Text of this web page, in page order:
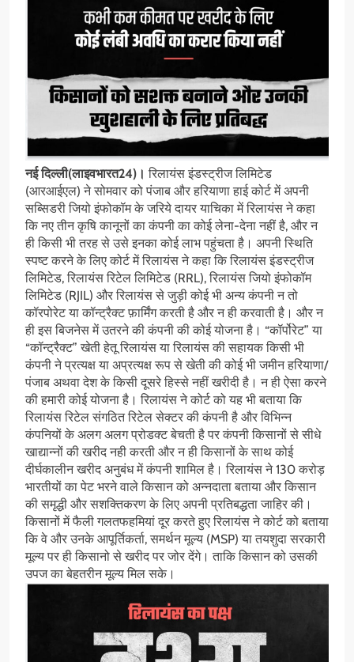
नई दिल्ली(लाइवभारत24)। रिलायंस इंडस्ट्रीज लिमिटेड
(आरआईएल) ने सोमवार को पंजाब और हरियाणा हाई कोर्ट में अपनी
सब्सिडरी जियो इंफोकॉम के जरिये दायर याचिका में रिलायंस ने कहा
कि नए तीन कृषि कानूनों का कंपनी का कोई लेना-देना नहीं है, और न
ही किसी भी तरह से उसे इनका कोई लाभ पहुंचता है। अपनी स्थिति
स्पष्ट करने के लिए कोर्ट में रिलायंस ने कहा कि रिलायंस इंडस्ट्रीज
लिमिटेड, रिलायंस रिटेल लिमिटेड (RRL), रिलायंस जियो इंफोकॉम
लिमिटेड (RJIL) और रिलायंस से जुड़ी कोई भी अन्य कंपनी न तो
कॉरपोरेट या कॉन्ट्रैक्ट फ़ार्मिंग करती है और न ही करवाती है। और न
ही इस बिजनेस में उतरने की कंपनी की कोई योजना है। “कॉर्पोरेट” या
“कॉन्ट्रैक्ट” खेती हेतू रिलायंस या रिलायंस की सहायक किसी भी
कंपनी ने प्रत्यक्ष या अप्रत्यक्ष रूप से खेती की कोई भी जमीन हरियाणा/
पंजाब अथवा देश के किसी दूसरे हिस्से नहीं खरीदी है। न ही ऐसा करने
की हमारी कोई योजना है। रिलायंस ने कोर्ट को यह भी बताया कि
रिलायंस रिटेल संगठित रिटेल सेक्टर की कंपनी है और विभिन्न
कंपनियों के अलग अलग प्रोडक्ट बेचती है पर कंपनी किसानों से सीधे
खाद्यान्नों की खरीद नही करती और न ही किसानों के साथ कोई
दीर्घकालीन खरीद अनुबंध में कंपनी शामिल है। रिलायंस ने 130 करोड़
भारतीयों का पेट भरने वाले किसान को अन्नदाता बताया और किसान
की समृद्धी और सशक्तिकरण के लिए अपनी प्रतिबद्धता जाहिर की।
किसानों में फैली गलतफहमियां दूर करते हुए रिलायंस ने कोर्ट को बताया
कि वे और उनके आपूर्तिकर्ता, समर्थन मूल्य (MSP) या तयशुदा सरकारी
मूल्य पर ही किसानो से खरीद पर जोर देंगे। ताकि किसान को उसकी
उपज का बेहतरीन मूल्य मिल सके।